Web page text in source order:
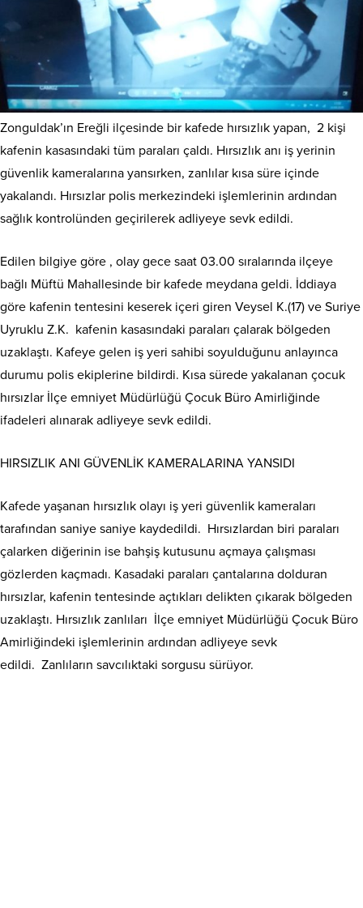
Zonguldak’ın Ereğli ilçesinde bir kafede hırsızlık yapan, 2 kişi
kafenin kasasındaki tüm paraları çaldı. Hırsızlık anı iş yerinin
güvenlik kameralarına yansırken, zanlılar kısa süre içinde
yakalandı. Hırsızlar polis merkezindeki işlemlerinin ardından
sağlık kontrolünden geçirilerek adliyeye sevk edildi.
Edilen bilgiye göre , olay gece saat 03.00 sıralarında ilçeye
bağlı Müftü Mahallesinde bir kafede meydana geldi. İddiaya
göre kafenin tentesini keserek içeri giren Veysel K.(17) ve Suriye
Uyruklu Z.K. kafenin kasasındaki paraları çalarak bölgeden
uzaklaştı. Kafeye gelen iş yeri sahibi soyulduğunu anlayınca
durumu polis ekiplerine bildirdi. Kısa sürede yakalanan çocuk
hırsızlar İlçe emniyet Müdürlüğü Çocuk Büro Amirliğinde
ifadeleri alınarak adliyeye sevk edildi.
HIRSIZLIK ANI GÜVENLİK KAMERALARINA YANSIDI
Kafede yaşanan hırsızlık olayı iş yeri güvenlik kameraları
tarafından saniye saniye kaydedildi. Hırsızlardan biri paraları
çalarken diğerinin ise bahşiş kutusunu açmaya çalışması
gözlerden kaçmadı. Kasadaki paraları çantalarına dolduran
hırsızlar, kafenin tentesinde açtıkları delikten çıkarak bölgeden
uzaklaştı. Hırsızlık zanlıları İlçe emniyet Müdürlüğü Çocuk Büro
Amirliğindeki işlemlerinin ardından adliyeye sevk
edildi. Zanlıların savcılıktaki sorgusu sürüyor.